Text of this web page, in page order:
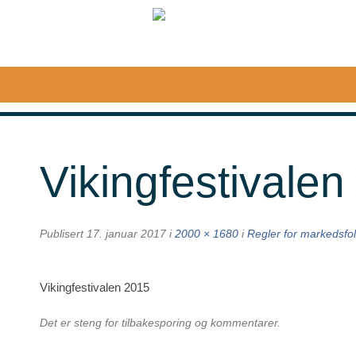
Museum
Vikingfestivalen
Publisert 17. januar 2017 i 2000 × 1680 i Regler for
Vikingfestivalen 2015
Det er steng for tilbakesporing og kommentarer.